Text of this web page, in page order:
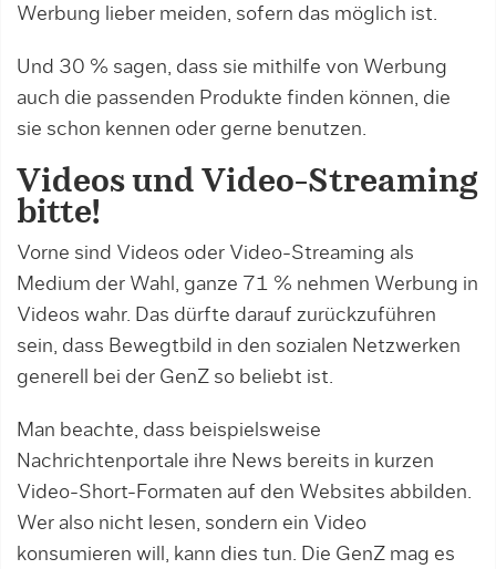
Werbung lieber meiden, sofern das möglich ist.
Und 30 % sagen, dass sie mithilfe von Werbung
auch die passenden Produkte finden können, die
sie schon kennen oder gerne benutzen.
Videos und Video-Streaming
bitte!
Vorne sind Videos oder Video-Streaming als
Medium der Wahl, ganze 71 % nehmen Werbung in
Videos wahr. Das dürfte darauf zurückzuführen
sein, dass Bewegtbild in den sozialen Netzwerken
generell bei der GenZ so beliebt ist.
Man beachte, dass beispielsweise
Nachrichtenportale ihre News bereits in kurzen
Video-Short-Formaten auf den Websites abbilden.
Wer also nicht lesen, sondern ein Video
konsumieren will, kann dies tun. Die GenZ mag es